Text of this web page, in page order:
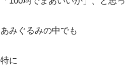
あみぐるみの中でも
特に